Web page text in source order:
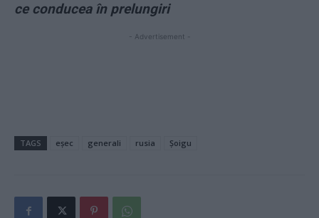
ce conducea în prelungiri
- Advertisement -
TAGS eșec generali rusia Șoigu